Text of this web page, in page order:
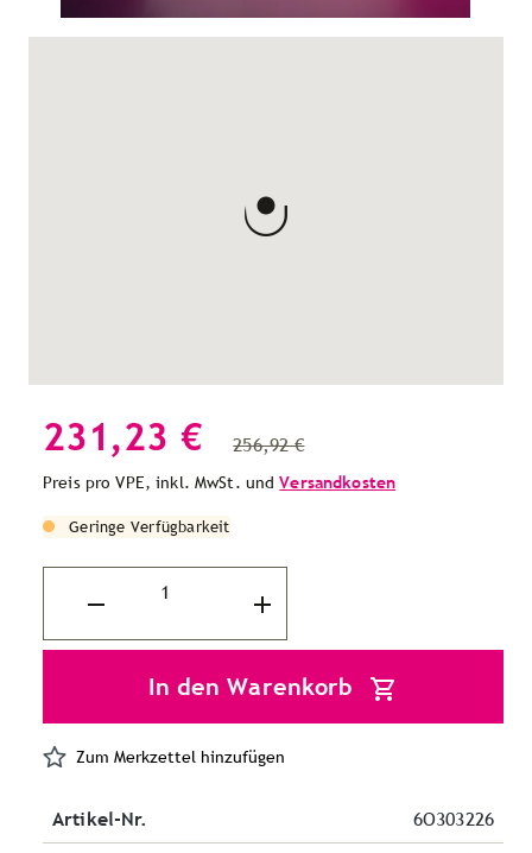
231,23 € 256,92 €
Preis pro VPE, inkl. MwSt. undVersandkosten
Geringe Verfügbarkeit
In den Warenkorb
Zum Merkzettel hinzufügen
Artikel-Nr. 6O303226